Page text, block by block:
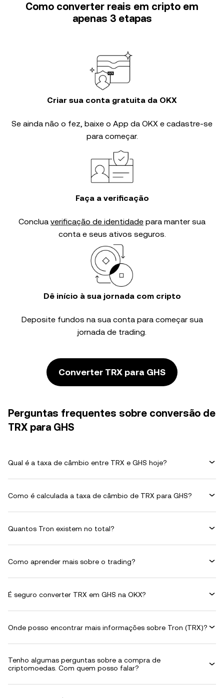
Como converter reais em cripto em
apenas 3 etapas
Criar sua conta gratuita da OKX
Se ainda não o fez, baixe o App da OKX e cadastre-se
para começar.
Faça a verificação
Conclua verificação de identidade para manter sua
conta e seus ativos seguros.
Dê início à sua jornada com cripto
Deposite fundos na sua conta para começar sua
jornada de trading.
Converter TRX para GHS
Perguntas frequentes sobre conversão de
TRX para GHS
Qual é a taxa de câmbio entre TRX e GHS hoje?
Como é calculada a taxa de câmbio de TRX para GHS?
Quantos Tron existem no total?
Como aprender mais sobre o trading?
É seguro converter TRX em GHS na OKX?
Onde posso encontrar mais informações sobre Tron (TRX)?
Tenho algumas perguntas sobre a compra de
criptomoedas. Com quem posso falar?